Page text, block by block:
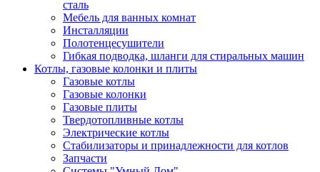
сталь
Мебель для ванных комнат
Инсталляции
Полотенцесушители
Гибкая подводка, шланги для стиральных машин
Котлы, газовые колонки и плиты
Газовые котлы
Газовые колонки
Газовые плиты
Твердотопливные котлы
Электрические котлы
Стабилизаторы и принадлежности для котлов
Запчасти